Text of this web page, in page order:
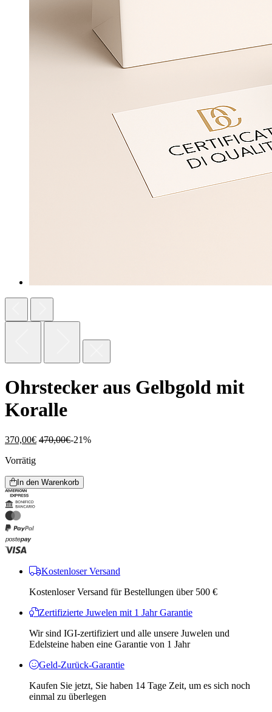
Ohrstecker aus Gelbgold mit
Koralle
370,00€ 470,00€-21%
Vorrätig
In den Warenkorb
Kostenloser Versand
Kostenloser Versand für Bestellungen über 500 €
Zertifizierte Juwelen mit 1 Jahr Garantie
Wir sind IGI-zertifiziert und alle unsere Juwelen und
Edelsteine ​​haben eine Garantie von 1 Jahr
Geld-Zurück-Garantie
Kaufen Sie jetzt, Sie haben 14 Tage Zeit, um es sich noch
einmal zu überlegen